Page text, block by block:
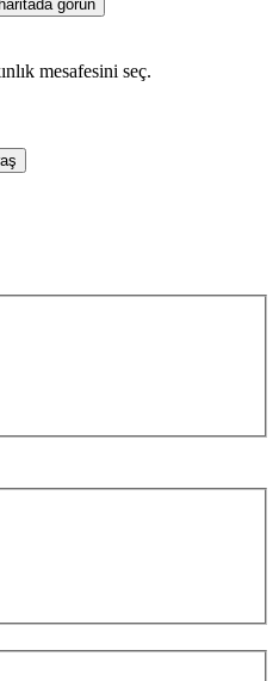
görün
mesafesini seç.